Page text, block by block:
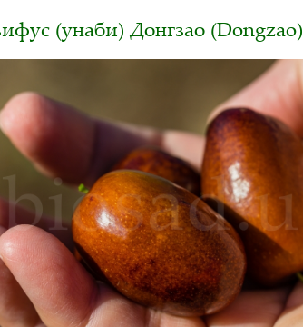
(унаби) Донгзао (Dongzao)